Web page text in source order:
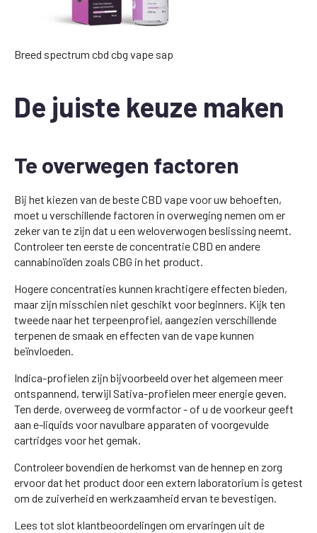
Breed spectrum cbd cbg vape sap
De juiste keuze maken
Te overwegen factoren
Bij het kiezen van de beste CBD vape voor uw behoeften,
moet u verschillende factoren in overweging nemen om er
zeker van te zijn dat u een weloverwogen beslissing neemt.
Controleer ten eerste de concentratie CBD en andere
cannabinoïden zoals CBG in het product.
Hogere concentraties kunnen krachtigere effecten bieden,
maar zijn misschien niet geschikt voor beginners. Kijk ten
tweede naar het terpeenprofiel, aangezien verschillende
terpenen de smaak en effecten van de vape kunnen
beïnvloeden.
Indica-profielen zijn bijvoorbeeld over het algemeen meer
ontspannend, terwijl Sativa-profielen meer energie geven.
Ten derde, overweeg de vormfactor - of u de voorkeur geeft
aan e-liquids voor navulbare apparaten of voorgevulde
cartridges voor het gemak.
Controleer bovendien de herkomst van de hennep en zorg
ervoor dat het product door een extern laboratorium is getest
om de zuiverheid en werkzaamheid ervan te bevestigen.
Lees tot slot klantbeoordelingen om ervaringen uit de